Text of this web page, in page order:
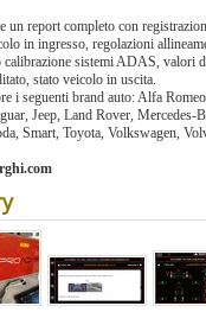
un report completo con
in ingresso, regolazioni
sistemi ADAS, valori
stato veicolo in uscita.
i seguenti brand auto: Alfa
Jeep, Land Rover, Mercedes-
Smart, Toyota, Volkswagen,